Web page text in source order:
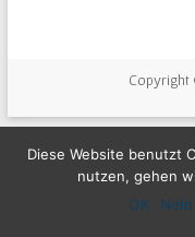
Copyright
Diese Website benutzt
nutzen, gehen
OK
Nein